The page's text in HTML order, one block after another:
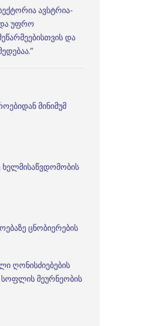
ავსტრია-
უფრო
და
მინიმუმ
ხელმისაწვდომობის
ცნობიერების
ღონისძიებების
მეურნეობის